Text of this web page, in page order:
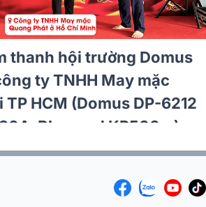
Lắp đặt dàn âm thanh hội
cho công ty Bảo hiểm
nghiệp CN TPHCM (Denon
VM640A...)